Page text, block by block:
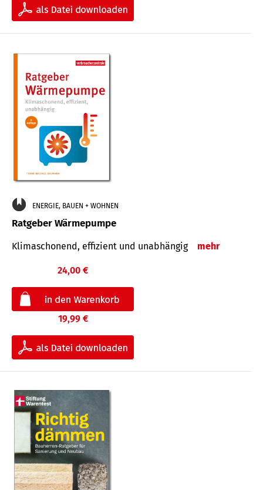
ENERGIE, BAUEN + WOHNEN
Ratgeber Wärmepumpe
Klimaschonend, effizient und unabhängig mehr
24,00 €
19,99 €